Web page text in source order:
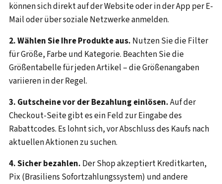
können sich direkt auf der Website oder in der App per E-
Mail oder über soziale Netzwerke anmelden.
2. Wählen Sie Ihre Produkte aus. Nutzen Sie die Filter
für Größe, Farbe und Kategorie. Beachten Sie die
Größentabelle für jeden Artikel – die Größenangaben
variieren in der Regel.
3. Gutscheine vor der Bezahlung einlösen.Auf der
Checkout-Seite gibt es ein Feld zur Eingabe des
Rabattcodes. Es lohnt sich, vor Abschluss des Kaufs nach
aktuellen Aktionen zu suchen.
4. Sicher bezahlen. Der Shop akzeptiert Kreditkarten,
Pix (Brasiliens Sofortzahlungssystem) und andere